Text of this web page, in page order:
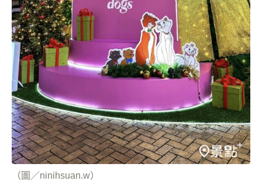
（圖／ninihsuan.w）